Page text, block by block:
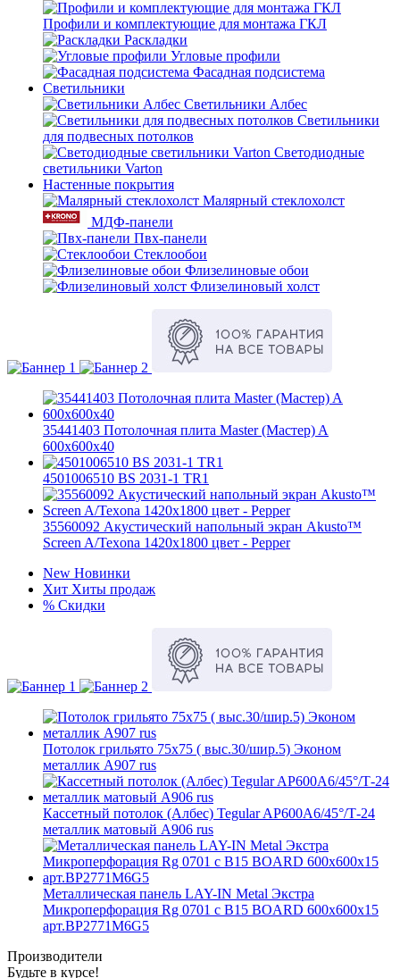
Профили и комплектующие для монтажа ГКЛ
Раскладки
Угловые профили
Фасадная подсистема
Светильники
Светильники Албес
Светильники
для подвесных потолков
Светодиодные
светильники Varton
Настенные покрытия
Малярный стеклохолст
МДФ-панели
Пвх-панели
Стеклообои
Флизелиновые обои
Флизелиновый холст
35441403 Потолочная плита Master (Мастер) A
600x600x40
4501006510 BS 2031-1 TR1
35560092 Акустический напольный экран Akusto™
Screen A/Texona 1420x1800 цвет - Pepper
New Новинки
Хит Хиты продаж
% Скидки
Потолок грильято 75х75 ( выс.30/шир.5) Эконом
металлик А907 rus
Кассетный потолок (Албес) Tegular AP600A6/45°/Т-24
металлик матовый А906 rus
Металлическая панель LAY-IN Metal Экстра
Микроперфорация Rg 0701 с B15 BOARD 600x600x15
арт.BP2771M6G5
Производители
Будьте в курсе!